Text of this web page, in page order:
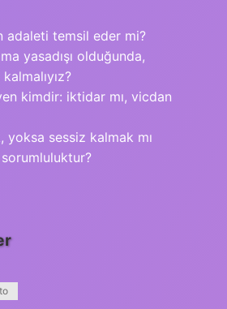
adaleti temsil eder mi?
yasadışı olduğunda,
kimdir: iktidar mı, vicdan
yoksa sessiz kalmak mı